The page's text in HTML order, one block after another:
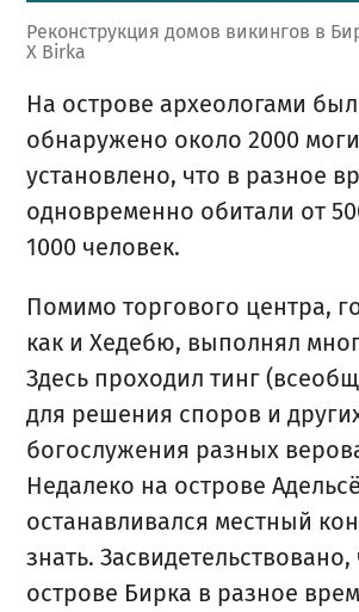
Реконструкция домов викингов в
X Birka
На острове археологами
обнаружено около 2000
установлено, что в разное
одновременно обитали от
1000 человек.
Помимо торгового центра,
как и Хедебю, выполнял
Здесь проходил тинг
для решения споров и
богослужения разных
Недалеко на острове Адельсё
останавливался местный
знать. Засвидетельствовано,
острове Бирка в разное